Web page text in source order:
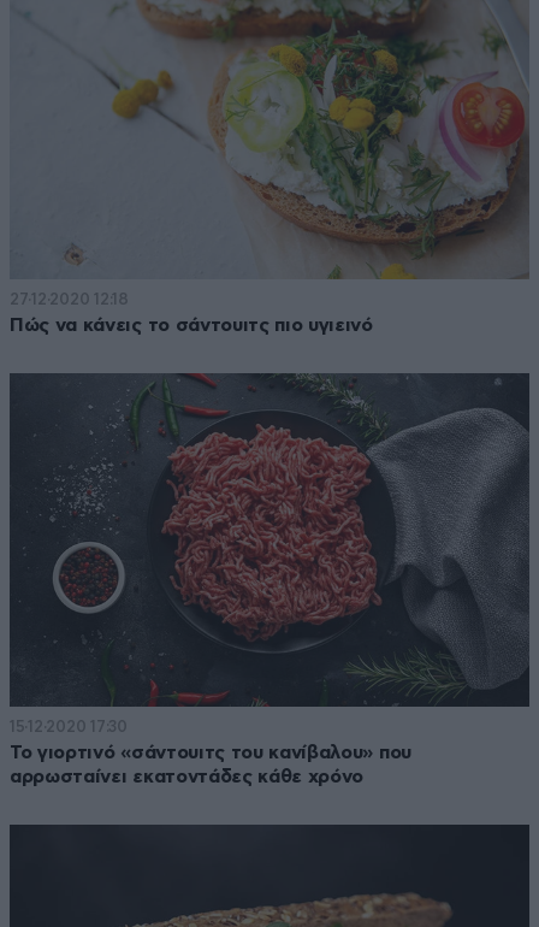
27·12·2020 12:18
Πώς να κάνεις το σάντουιτς πιο υγιεινό
15·12·2020 17:30
Το γιορτινό «σάντουιτς του κανίβαλου» που
αρρωσταίνει εκατοντάδες κάθε χρόνο